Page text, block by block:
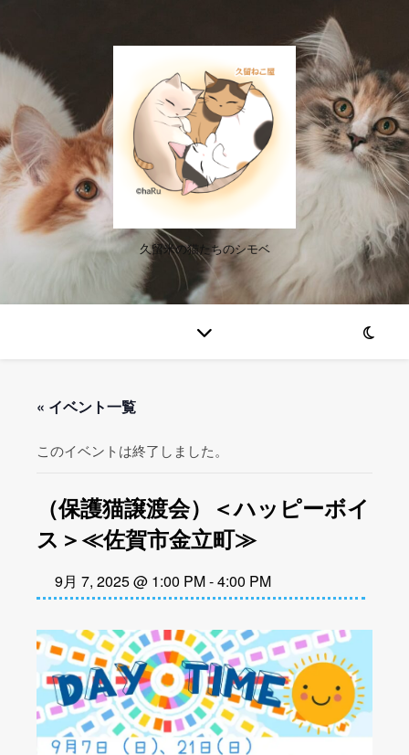
久留米の猫たちのシモベ
« イベント一覧
このイベントは終了しました。
（保護猫譲渡会）＜ハッピーボイ
ス＞≪佐賀市金立町≫
9月 7, 2025 @ 1:00 PM-4:00 PM